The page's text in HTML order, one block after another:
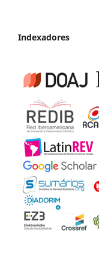
Indexadores